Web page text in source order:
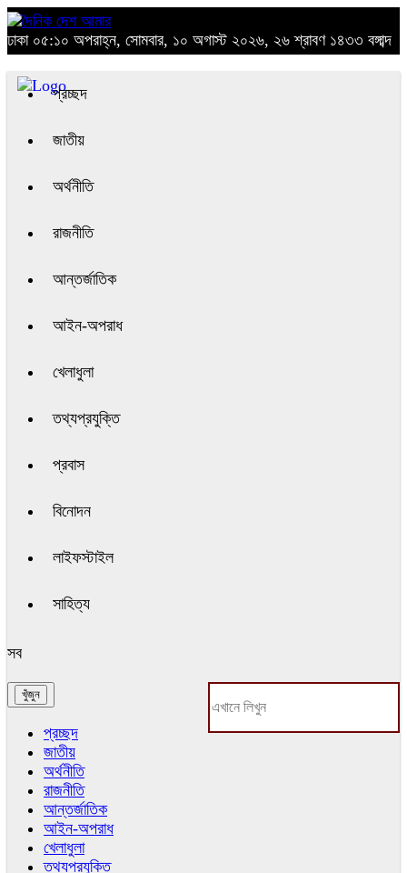
ঢাকা ০৫:১০ অপরাহ্ন, সোমবার, ১০ অগাস্ট ২০২৬, ২৬ শ্রাবণ ১৪৩৩ বঙ্গাব্দ
প্রচ্ছদ
জাতীয়
অর্থনীতি
রাজনীতি
আন্তর্জাতিক
আইন-অপরাধ
খেলাধুলা
তথ্যপ্রযুক্তি
প্রবাস
বিনোদন
লাইফস্টাইল
সাহিত্য
সব
প্রচ্ছদ
জাতীয়
অর্থনীতি
রাজনীতি
আন্তর্জাতিক
আইন-অপরাধ
খেলাধুলা
তথ্যপ্রযুক্তি